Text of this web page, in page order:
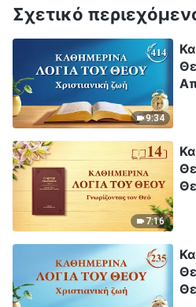
Σχετικό
9:34
7:16